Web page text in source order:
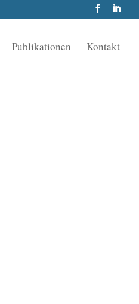
Publikationen Kontakt